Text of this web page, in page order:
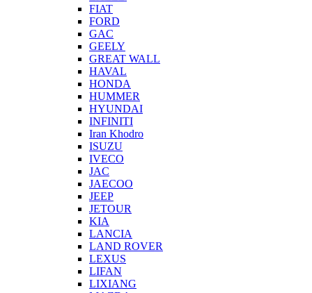
FIAT
FORD
GAC
GEELY
GREAT WALL
HAVAL
HONDA
HUMMER
HYUNDAI
INFINITI
Iran Khodro
ISUZU
IVECO
JAC
JAECOO
JEEP
JETOUR
KIA
LANCIA
LAND ROVER
LEXUS
LIFAN
LIXIANG